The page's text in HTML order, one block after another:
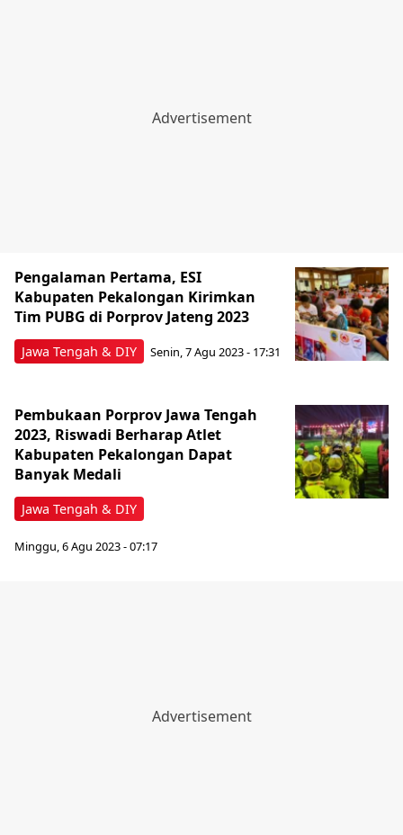
Jawa Tengah & DIY
Pengalaman Pertama, ESI
Kabupaten Pekalongan Kirimkan
Tim PUBG di Porprov Jateng 2023
Senin, 7 Agu 2023 - 17:31
Jawa Tengah & DIY
Pembukaan Porprov Jawa Tengah
2023, Riswadi Berharap Atlet
Kabupaten Pekalongan Dapat
Banyak Medali
Minggu, 6 Agu 2023 - 07:17